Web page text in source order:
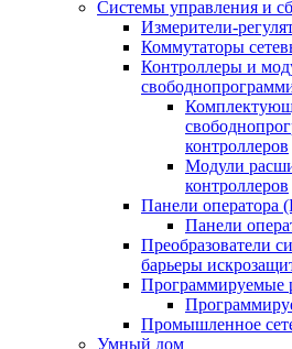
Системы управления и
Измерители-
Коммутаторы
Контроллеры и
контроллеров
Модули
контроллеров
Панели оператора
Панели
Преобразователи
барьеры
Программируемые
Промышленное
Умный дом